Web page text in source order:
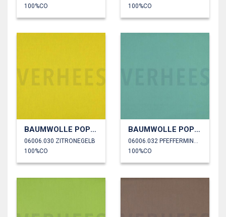
100%CO
100%CO
BAUMWOLLE POPELINE
06006.030 ZITRONEGELB
100%CO
BAUMWOLLE POPELINE
100%CO